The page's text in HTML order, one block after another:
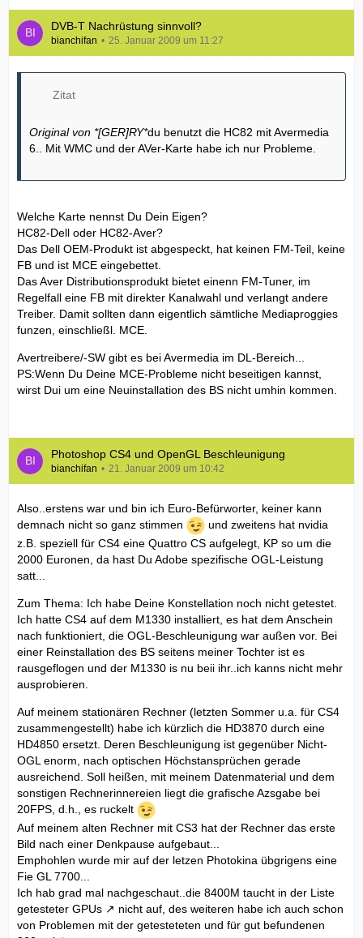
DVB-T Nachrüstung sinnvoll?
bianchifan 25. Januar 2009 um 11:27
Zitat
Original von *[GER]RY*du benutzt die HC82 mit Avermedia
6.. Mit WMC und der AVer-Karte habe ich nur Probleme.
Welche Karte nennst Du Dein Eigen?
HC82-Dell oder HC82-Aver?
Das Dell OEM-Produkt ist abgespeckt, hat keinen FM-Teil, keine
FB und ist MCE eingebettet.
Das Aver Distributionsprodukt bietet einenn FM-Tuner, im
Regelfall eine FB mit direkter Kanalwahl und verlangt andere
Treiber. Damit sollten dann eigentlich sämtliche Mediaproggies
funzen, einschließl. MCE.
Avertreibere/-SW gibt es bei Avermedia im DL-Bereich...
PS:Wenn Du Deine MCE-Probleme nicht beseitigen kannst,
wirst Dui um eine Neuinstallation des BS nicht umhin kommen.
Photoshop CS4 und OpenGL Beschleunigung
bianchifan 21. Januar 2009 um 10:42
Also..erstens war und bin ich Euro-Befürworter, keiner kann
demnach nicht so ganz stimmen
und zweitens hat nvidia
z.B. speziell für CS4 eine Quattro CS aufgelegt, KP so um die
2000 Euronen, da hast Du Adobe spezifische OGL-Leistung
satt...
Zum Thema: Ich habe Deine Konstellation noch nicht getestet.
Ich hatte CS4 auf dem M1330 installiert, es hat dem Anschein
nach funktioniert, die OGL-Beschleunigung war außen vor. Bei
einer Reinstallation des BS seitens meiner Tochter ist es
rausgeflogen und der M1330 is nu beii ihr..ich kanns nicht mehr
ausprobieren.
Auf meinem stationären Rechner (letzten Sommer u.a. für CS4
zusammengestellt) habe ich kürzlich die HD3870 durch eine
HD4850 ersetzt. Deren Beschleunigung ist gegenüber Nicht-
OGL enorm, nach optischen Höchstansprüchen gerade
ausreichend. Soll heißen, mit meinem Datenmaterial und dem
sonstigen Rechnerinnereien liegt die grafische Azsgabe bei
20FPS, d.h., es ruckelt
Auf meinem alten Rechner mit CS3 hat der Rechner das erste
Bild nach einer Denkpause aufgebaut...
Emphohlen wurde mir auf der letzen Photokina übgrigens eine
Fie GL 7700...
Ich hab grad mal nachgeschaut..die 8400M taucht in der Liste
getesteter GPUs
nicht auf, des weiteren habe ich auch schon
von Problemen mit der getesteteten und für gut befundenen